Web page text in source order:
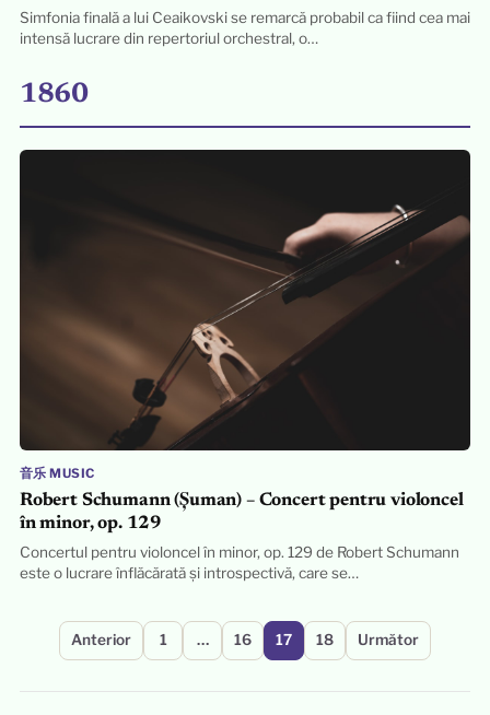
Simfonia finală a lui Ceaikovski se remarcă probabil ca fiind cea mai
intensă lucrare din repertoriul orchestral, o…
1860
音乐 MUSIC
Robert Schumann (Șuman) – Concert pentru violoncel
în minor, op. 129
Concertul pentru violoncel în minor, op. 129 de Robert Schumann
este o lucrare înflăcărată și introspectivă, care se…
Paginație
Anterior 1 … 16 17 18 Următor